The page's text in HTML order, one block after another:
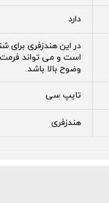
دارد
وضوح بالا باشد.
تایپ سی
هندزفری